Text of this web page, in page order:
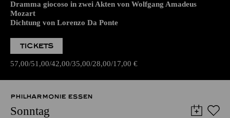
Dramma giocoso in zwei Akten von Wolfgang Amadeus
Mozart
Dichtung von Lorenzo Da Ponte
TICKETS
57,00 51,00 42,00 35,00 28,00 17,00 €
PHILHARMONIE ESSEN
Sonntag